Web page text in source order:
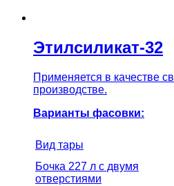
Этилсиликат-32
Применяется в качестве
производстве.
Варианты фасовки:
Вид тары
Бочка 227 л с двумя
отверстиями